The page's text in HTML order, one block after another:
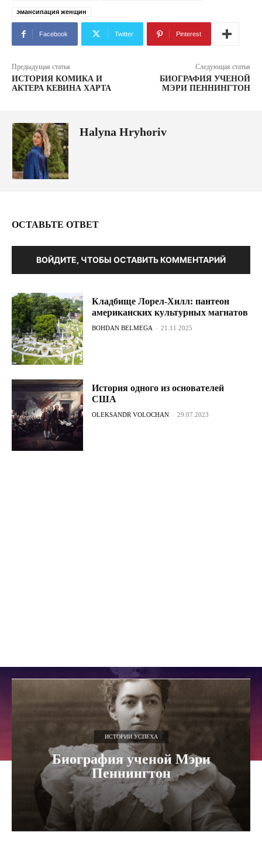
эмансипация женщин
Facebook Twitter Pinterest
Предыдущая статья
ИСТОРИЯ КОМИКА И
АКТЕРА КЕВИНА ХАРТА
Следующая статья
БИОГРАФИЯ УЧЕНОЙ
МЭРИ ПЕННИНГТОН
Halyna Hryhoriv
ОСТАВЬТЕ ОТВЕТ
ВОЙДИТЕ, ЧТОБЫ ОСТАВИТЬ КОММЕНТАРИЙ
Кладбище Лорел-Хилл: пантеон
американских культурных магнатов
BOHDAN BELMEGA - 21.11.2025
История одного из основателей
США
OLEKSANDR VOLOCHAN - 29.07.2023